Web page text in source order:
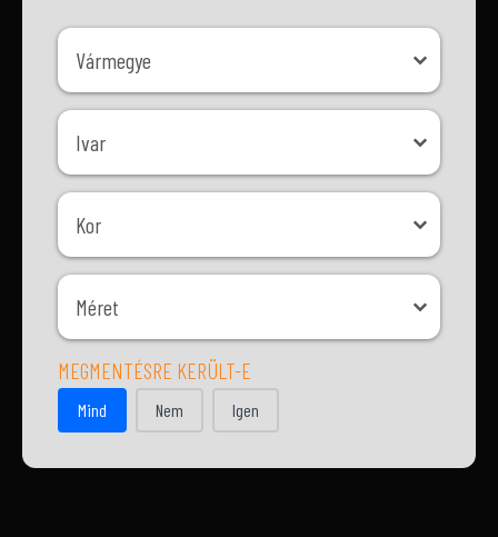
Vármegye
Vármegye
Ivar
Ivar
Kor
Kor
Méret
Méret
MEGMENTÉSRE KERÜLT-E
MEGMENTÉSRE KERÜLT-E
Mind Nem Igen